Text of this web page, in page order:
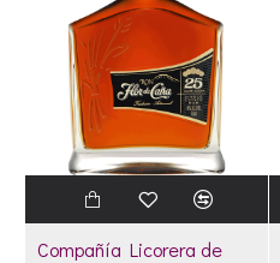
Compañía Licorera de